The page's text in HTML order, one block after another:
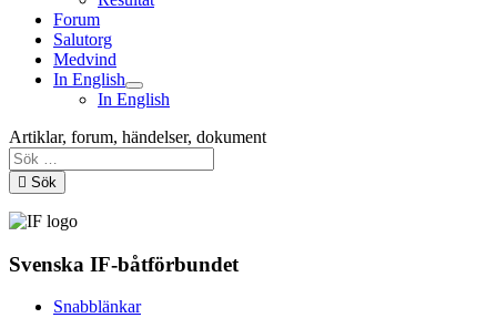
Forum
Salutorg
Medvind
In English
In English
Artiklar, forum, händelser, dokument
Sök
Svenska IF-båtförbundet
Snabblänkar